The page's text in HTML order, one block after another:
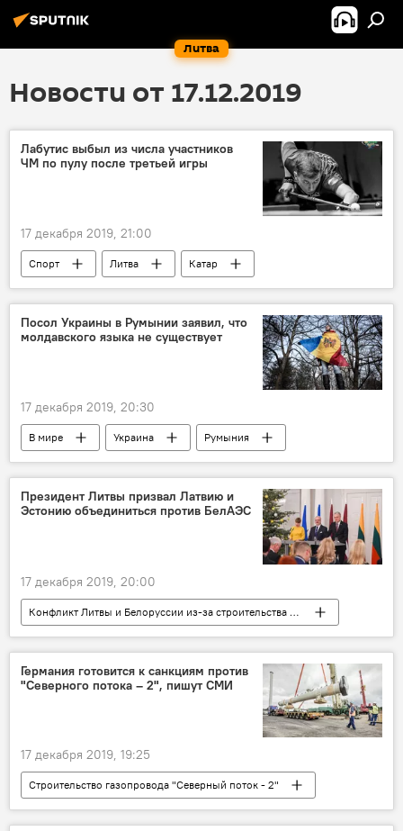
Литва
Новости от 17.12.2019
Лабутис выбыл из числа участников
ЧМ по пулу после третьей игры
17 декабря 2019, 21:00
Спорт Литва Катар
Посол Украины в Румынии заявил, что
молдавского языка не существует
17 декабря 2019, 20:30
В мире Украина
Румыния
Молдавия
Президент Литвы призвал Латвию и
Эстонию объединиться против БелАЭС
17 декабря 2019, 20:00
Конфликт Литвы и Белоруссии из-за строительства АЭС
Политика
В Балтии
В мире
БелАЭС
Энергетика. LIVE
Германия готовится к санкциям против
"Северного потока – 2", пишут СМИ
17 декабря 2019, 19:25
Строительство газопровода "Северный поток - 2"
В мире
Энергетика. LIVE
Германия